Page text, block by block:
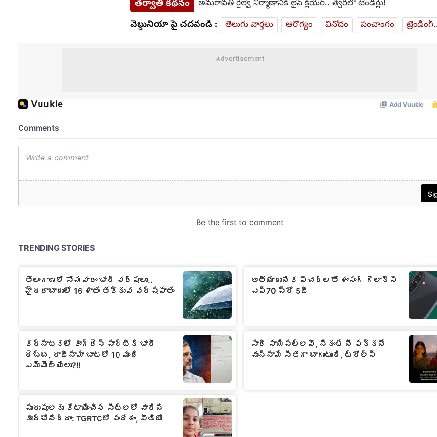
తర్వాతి కథనం అమరావతి రైల్వే నిర్మాణానికి లైన్ క్లియర్.. త్వరలో టెండర్లు!
వెబ్దునియా పై చదవండి : తెలుగు వార్తలు ఆరోగ్యం వినోదం పంచాంగం